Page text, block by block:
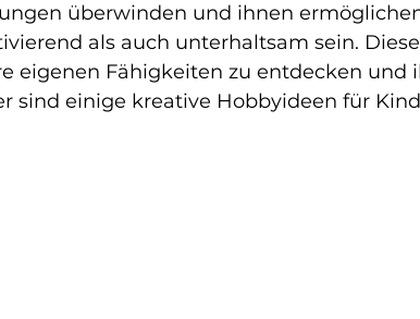
überwinden und ihnen
als auch unterhaltsam sein.
eigenen Fähigkeiten zu entdecken und
sind einige kreative Hobbyideen für